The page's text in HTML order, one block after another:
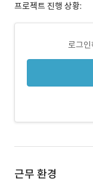
프로젝트 진행 상황:
로그인
근무 환경